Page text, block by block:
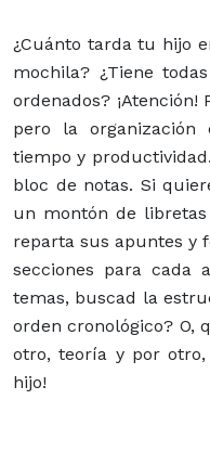
¿Cuánto tarda tu hijo
mochila? ¿Tiene
ordenados?
pero la organización
tiempo y
bloc de notas. Si
un montón de
reparta sus apuntes y
secciones para cada
temas, buscad la
orden cronológico? O,
otro, teoría y por otro,
hijo!